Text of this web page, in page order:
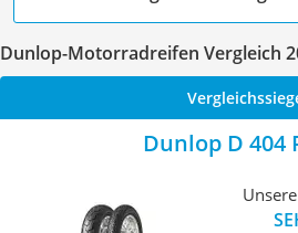
Dunlop-Motorradreifen Vergleich
Dunlop D 404